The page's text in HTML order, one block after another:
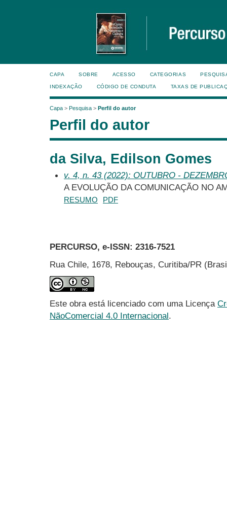
CAPA SOBRE ACESSO CATEGORIAS
INDEXAÇÃO CÓDIGO DE CONDUTA TAXAS DE
Capa > Pesquisa > Perfil do autor
Perfil do autor
da Silva, Edilson Gomes
v. 4, n. 43 (2022): OUTUBRO -
A EVOLUÇÃO DA COMUNICAÇÃO NO
RESUMO PDF
PERCURSO, e-ISSN: 2316-7521
Rua Chile, 1678, Rebouças, Curitiba/PR
Este obra está licenciado com uma Licença
NãoComercial 4.0 Internacional.